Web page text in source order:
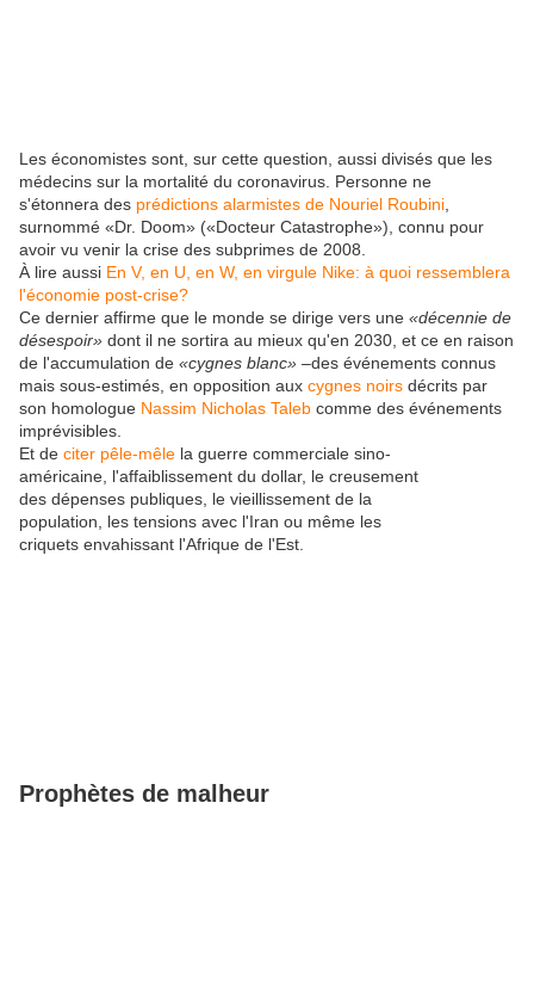
Les économistes sont, sur cette question, aussi divisés que les
médecins sur la mortalité du coronavirus. Personne ne
s'étonnera des prédictions alarmistes de Nouriel Roubini
surnommé «Dr. Doom» («Docteur Catastrophe»), connu pour
avoir vu venir la crise des subprimes de 2008.
À lire aussi En V, en U, en W, en virgule Nike: à quoi ressemblera
l'économie post-crise?
Ce dernier affirme que le monde se dirige vers une «décennie de
désespoir» dont il ne sortira au mieux qu'en 2030, et ce en raison
de l'accumulation de «cygnes blanc» –des événements connus
mais sous-estimés, en opposition aux cygnes noirs décrits par
son homologue Nassim Nicholas Taleb comme des événements
imprévisibles.
Et de citer pêle-mêle la guerre commerciale sino-
américaine, l'affaiblissement du dollar, le creusement
des dépenses publiques, le vieillissement de la
population, les tensions avec l'Iran ou même les
criquets envahissant l'Afrique de l'Est.
Prophètes de malheur